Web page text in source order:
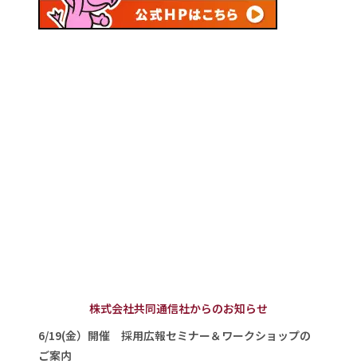
株式会社共同通信社からのお知らせ
6/19(金）開催 採用広報セミナー＆ワークショップの
ご案内